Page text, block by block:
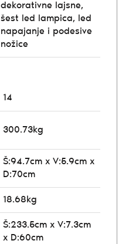
dekorativne lajsne,
šest led lampica, led
napajanje i podesive
nožice
14
300.73kg
Š:94.7cm x V:5.9cm x
D:70cm
18.68kg
Š:233.5cm x V:7.3cm
x D:60cm